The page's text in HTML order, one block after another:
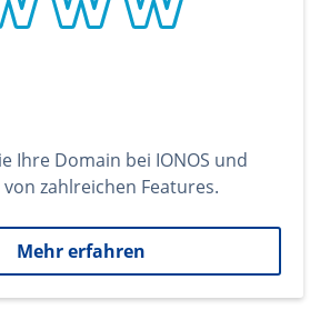
Ihre Domain bei IONOS und
zahlreichen Features.
Mehr erfahren